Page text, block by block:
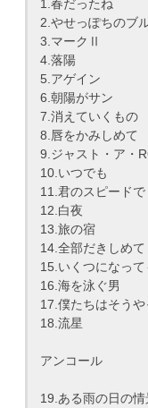
1.春だったね
2.やせっぽちのブ
3.マークⅡ
4.落陽
5.アゲイン
6.朝陽がサン
7.消えていくもの
8.唇をかみしめて
9.ジャスト・ア・
10.いつでも
11.君のスピードで
12.白夜
13.旅の宿
14.全部だきしめて
15.いくつになっ
16.海を泳ぐ男
17.僕たちはそう
18.流星
アンコール
19.ある雨の日の情